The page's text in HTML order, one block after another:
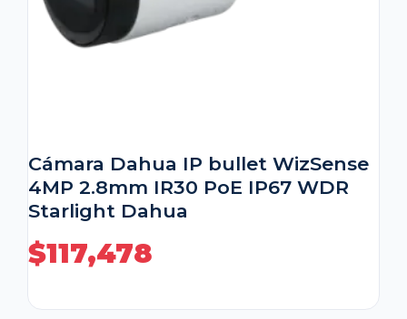
Cámara Dahua IP bullet WizSense
4MP 2.8mm IR30 PoE IP67 WDR
Starlight Dahua
$117,478